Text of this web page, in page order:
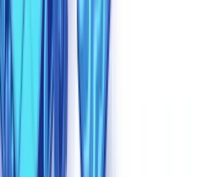
cruzada multi-documento,
forense de metadados e verificação em
, Juntas Comerciais e o
documento